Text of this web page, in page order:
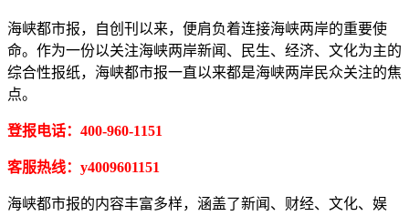
海峡都市报，自创刊以来，便肩负着连接海峡两岸的重要使
命。作为一份以关注海峡两岸新闻、民生、经济、文化为主的
综合性报纸，海峡都市报一直以来都是海峡两岸民众关注的焦
点。
登报电话：400-960-1151
客服热线：y4009601151
海峡都市报的内容丰富多样，涵盖了新闻、财经、文化、娱